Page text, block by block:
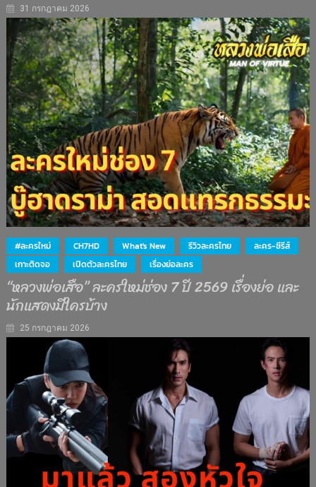
31 กรกฎาคม 2026
#ละครใหม่ CH7HD What's New รีวิวละครไทย
ละคร-ซีรีส์
เกาะติดจอ
เปิดตัวละครไทย เรื่องย่อละคร
“หลวงพ่อเสือ” ละครใหม่ช่อง 7 ปี 2569 เรื่องย่อ และ
นักแสดงมีใครบ้าง
25 กรกฎาคม 2026